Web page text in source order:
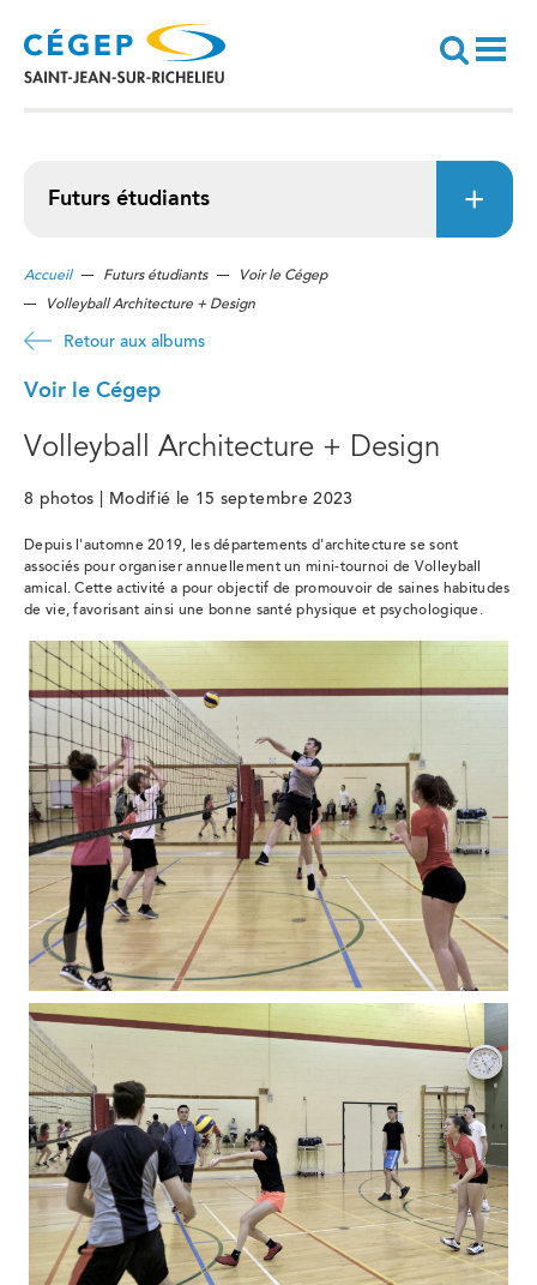
contenu
principal
Recherche
Futurs étudiants
Accueil Futurs étudiants
Voir le Cégep
Volleyball Architecture + Design
Retour aux albums
Voir le Cégep
Volleyball Architecture + Design
8 photos | Modifié le 15 septembre 2023
Depuis l'automne 2019, les départements d'architecture se sont
associés pour organiser annuellement un mini-tournoi de Volleyball
amical. Cette activité a pour objectif de promouvoir de saines habitudes
de vie, favorisant ainsi une bonne santé physique et psychologique.